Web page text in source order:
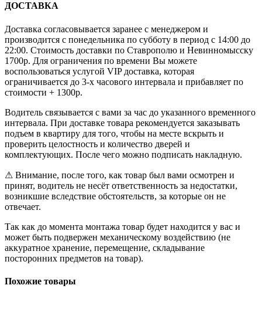
ДОСТАВКА
Доставка согласовывается заранее с менеджером и
производится с понедельника по субботу в период с 14:00 до
22:00. Стоимость доставки по Ставрополю и Невинномысску
1700р. Для ограничения по времени Вы можете
воспользоваться услугой VIP доставка, которая
ограничивается до 3-х часового интервала и прибавляет по
стоимости + 1300р.
Водитель связывается с вами за час до указанного временного
интервала. При доставке товара рекомендуется заказывать
подъем в квартиру для того, чтобы на месте вскрыть и
проверить целостность и количество дверей и
комплектующих. После чего можно подписать накладную.
⚠ Внимание, после того, как товар был вами осмотрен и
принят, водитель не несёт ответственность за недостатки,
возникшие вследствие обстоятельств, за которые он не
отвечает.
Так как до момента монтажа товар будет находится у вас и
может быть подвержен механическому воздействию (не
аккуратное хранение, перемещение, складывание
посторонних предметов на товар).
Похожие товары